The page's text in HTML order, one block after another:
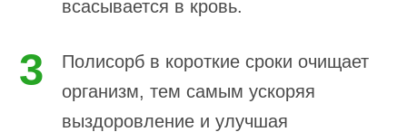
всасывается в кровь.
3
Полисорб в короткие сроки очищает
организм, тем самым ускоряя
выздоровление и улучшая